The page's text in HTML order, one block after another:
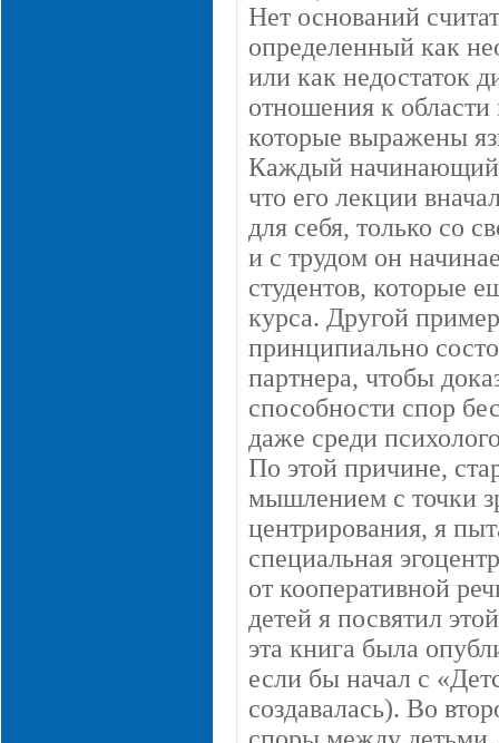
Нет оснований
определенный как
или как недостаток
отношения к
которые выражены
Каждый начинающий
что его лекции
для себя, только со
и с трудом он
студентов, которые
курса. Другой
принципиально
партнера, чтобы
способности спор
даже среди
По этой причине,
мышлением с точки
центрирования, я
специальная
от кооперативной
детей я посвятил
эта книга была
если бы начал с
создавалась). Во